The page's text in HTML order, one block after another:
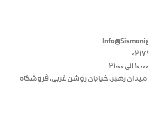
رهبر، خیابان روشن غربی، فروشگاه